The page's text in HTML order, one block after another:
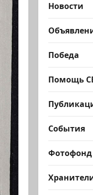
Новости
Победа
Помощь
События
Фотофонд